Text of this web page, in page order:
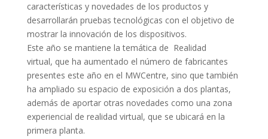
características y novedades de los productos y
desarrollarán pruebas tecnológicas con el objetivo de
mostrar la innovación de los dispositivos.
Este año se mantiene la temática de Realidad
virtual, que ha aumentado el número de fabricantes
presentes este año en el MWCentre, sino que también
ha ampliado su espacio de exposición a dos plantas,
además de aportar otras novedades como una zona
experiencial de realidad virtual, que se ubicará en la
primera planta.